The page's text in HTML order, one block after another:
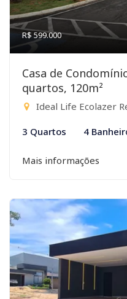
R$ 599.000
Casa de
quartos, 120m²
Ideal Life Ecolazer
3 Quartos 4
Mais informações